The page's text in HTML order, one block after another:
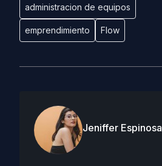
administracion de equipos
emprendimiento Flow
Jeniffer Espinosa